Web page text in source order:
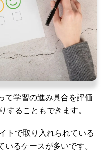
て学習の進み具合を評価
することもできます。
トで取り入れられている
るケースが多いです。